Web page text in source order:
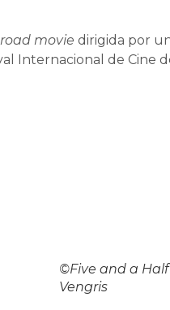
road movie dirigida por
Internacional de Cine
©Five and a
Vengris